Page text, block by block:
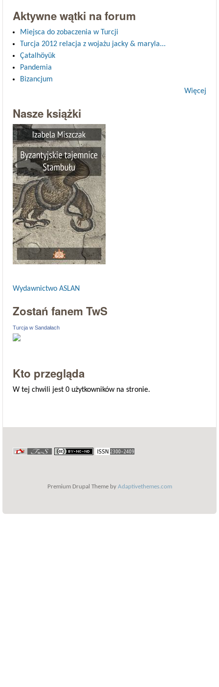
Aktywne wątki na forum
Miejsca do zobaczenia w Turcji
Turcja 2012 relacja z wojażu jacky & maryla...
Çatalhöyük
Pandemia
Bizancjum
Więcej
Nasze książki
Wydawnictwo ASLAN
Zostań fanem TwS
Turcja w Sandałach
Kto przegląda
W tej chwili jest 0 użytkowników na stronie.
Premium Drupal Theme by Adaptivethemes.com